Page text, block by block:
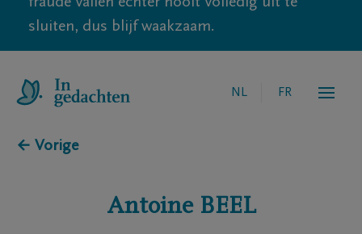
sluiten, dus blijf waakzaam.
NL FR
← Vorige
Antoine BEEL